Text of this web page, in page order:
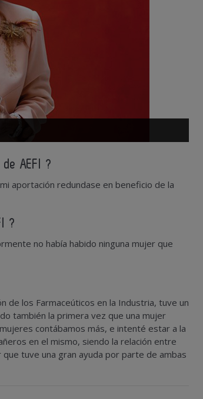
AEFI ?
aportación redundase en beneficio de la
?
no había habido ninguna mujer que
de los Farmaceúticos en la Industria, tuve un
también la primera vez que una mujer
contábamos más, e intenté estar a la
en el mismo, siendo la relación entre
tuve una gran ayuda por parte de ambas